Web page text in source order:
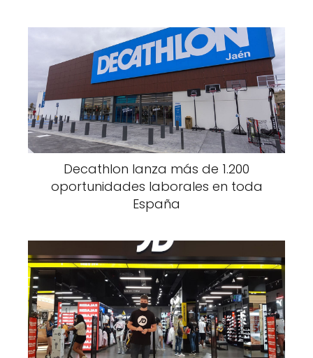
Decathlon lanza más de 1.200
oportunidades laborales en toda
España